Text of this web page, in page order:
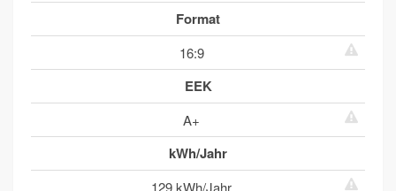
Format
16:9
EEK
A+
kWh/Jahr
129 kWh/Jahr